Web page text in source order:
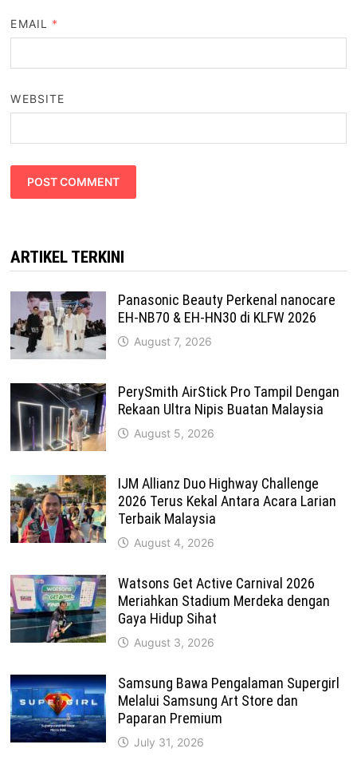
EMAIL *
WEBSITE
ARTIKEL TERKINI
Panasonic Beauty Perkenal nanocare
EH-NB70 & EH-HN30 di KLFW 2026
August 7, 2026
PerySmith AirStick Pro Tampil Dengan
Rekaan Ultra Nipis Buatan Malaysia
August 5, 2026
IJM Allianz Duo Highway Challenge
2026 Terus Kekal Antara Acara Larian
Terbaik Malaysia
August 4, 2026
Watsons Get Active Carnival 2026
Meriahkan Stadium Merdeka dengan
Gaya Hidup Sihat
August 3, 2026
Samsung Bawa Pengalaman Supergirl
Melalui Samsung Art Store dan
Paparan Premium
July 31, 2026